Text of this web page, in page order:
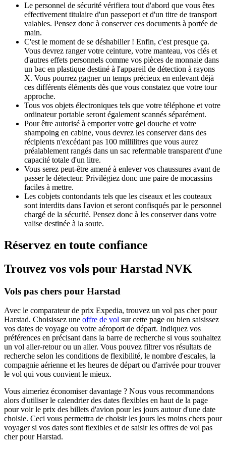
Le personnel de sécurité vérifiera tout d'abord que vous êtes
effectivement titulaire d'un passeport et d'un titre de transport
valables. Pensez donc à conserver ces documents à portée de
main.
C'est le moment de se déshabiller ! Enfin, c'est presque ça.
Vous devrez ranger votre ceinture, votre manteau, vos clés et
d'autres effets personnels comme vos pièces de monnaie dans
un bac en plastique destiné à l'appareil de détection à rayons
X. Vous pourrez gagner un temps précieux en enlevant déjà
ces différents éléments dès que vous constatez que votre tour
approche.
Tous vos objets électroniques tels que votre téléphone et votre
ordinateur portable seront également scannés séparément.
Pour être autorisé à emporter votre gel douche et votre
shampoing en cabine, vous devrez les conserver dans des
récipients n'excédant pas 100 millilitres que vous aurez
préalablement rangés dans un sac refermable transparent d'une
capacité totale d'un litre.
Vous serez peut-être amené à enlever vos chaussures avant de
passer le détecteur. Privilégiez donc une paire de mocassins
faciles à mettre.
Les cobjets contondants tels que les ciseaux et les couteaux
sont interdits dans l'avion et seront confisqués par le personnel
chargé de la sécurité. Pensez donc à les conserver dans votre
valise destinée à la soute.
Réservez en toute confiance
Trouvez vos vols pour Harstad NVK
Vols pas chers pour Harstad
Avec le comparateur de prix Expedia, trouvez un vol pas cher pour
Harstad. Choisissez une offre de vol sur cette page ou bien saisissez
vos dates de voyage ou votre aéroport de départ. Indiquez vos
préférences en précisant dans la barre de recherche si vous souhaitez
un vol aller-retour ou un aller. Vous pouvez filtrer vos résultats de
recherche selon les conditions de flexibilité, le nombre d'escales, la
compagnie aérienne et les heures de départ ou d'arrivée pour trouver
le vol qui vous convient le mieux.
Vous aimeriez économiser davantage ? Nous vous recommandons
alors d'utiliser le calendrier des dates flexibles en haut de la page
pour voir le prix des billets d'avion pour les jours autour d'une date
choisie. Ceci vous permettra de choisir les jours les moins chers pour
voyager si vos dates sont flexibles et de saisir les offres de vol pas
cher pour Harstad.